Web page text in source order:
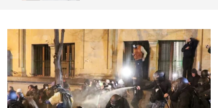
о
г
о
р
е
ж
и
м